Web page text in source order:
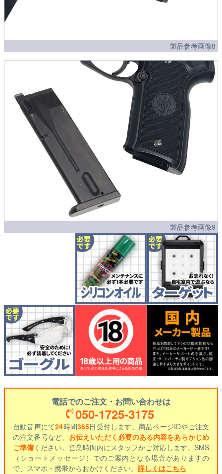
製品参考画像8
製品参考画像9
電話でのご注文・お問い合わせは
050-1725-3175
自動音声にて24時間365日受付します。商品ページIDやご注文
の注文番号など、 お伝えいただく必要のある内容をあらかじめ
ご準備ください。営業時間内にスタッフがご対応します。SMS
（ショートメッセージ）でのご案内となる場合がありますの
で、スマホ・携帯からおかけください。 詳しくはこちら